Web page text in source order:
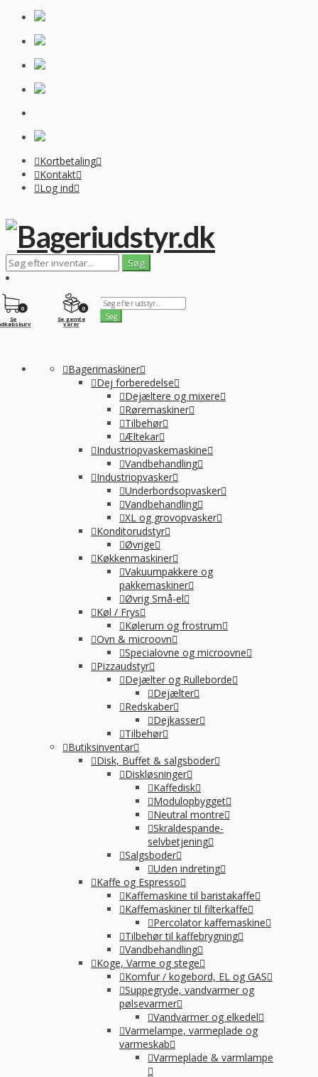
Kortbetaling
Kontakt
Log ind
0
Se gemte
varer
0
Se
Bagerimaskiner
Dej forberedelse
Dejæltere og mixere
Røremaskiner
Tilbehør
Æltekar
Industriopvaskemaskine
Vandbehandling
Industriopvasker
Underbordsopvasker
Vandbehandling
XL og grovopvasker
Konditorudstyr
Øvrige
Køkkenmaskiner
Vakuumpakkere og
pakkemaskiner
Øvrig Små-el
Køl / Frys
Kølerum og frostrum
Ovn & microovn
Specialovne og microovne
Pizzaudstyr
Dejælter og Rulleborde
Dejælter
Redskaber
Dejkasser
Tilbehør
Butiksinventar
Disk, Buffet & salgsboder
Diskløsninger
Kaffedisk
Modulopbygget
Neutral montre
Skraldespande-
selvbetjening
Salgsboder
Uden indreting
Kaffe og Espresso
Kaffemaskine til baristakaffe
Kaffemaskiner til filterkaffe
Percolator kaffemaskine
Tilbehør til kaffebrygning
Vandbehandling
Koge, Varme og stege
Komfur / kogebord, EL og GAS
Suppegryde, vandvarmer og
pølsevarmer
Vandvarmer og elkedel
Varmelampe, varmeplade og
varmeskab
Varmeplade & varmlampe